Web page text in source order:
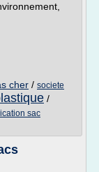
cher / societe
/
sac